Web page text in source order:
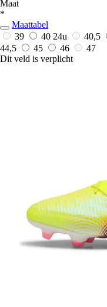
Maat
*
Maattabel
39
40 24u 40,5
44,5
45 46
47
Dit veld is verplicht